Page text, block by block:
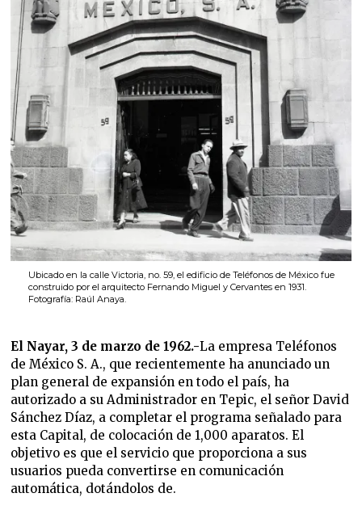
Ubicado en la calle Victoria, no. 59, el edificio de Teléfonos de México fue
construido por el arquitecto Fernando Miguel y Cervantes en 1931.
Fotografía: Raúl Anaya.
El Nayar, 3 de marzo de 1962.-La empresa Teléfonos
de México S. A., que recientemente ha anunciado un
plan general de expansión en todo el país, ha
autorizado a su Administrador en Tepic, el señor David
Sánchez Díaz, a completar el programa señalado para
esta Capital, de colocación de 1,000 aparatos. El
objetivo es que el servicio que proporciona a sus
usuarios pueda convertirse en comunicación
automática, dotándolos de.